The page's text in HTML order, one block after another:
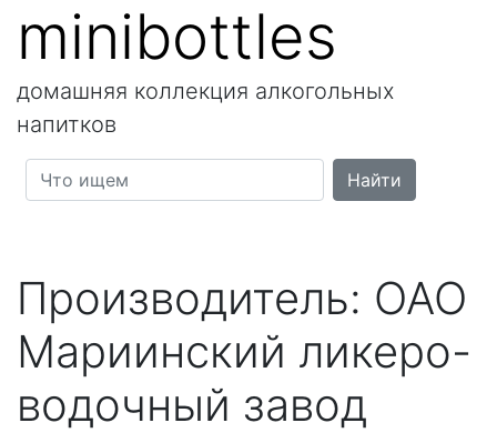
minibottles
домашняя коллекция алкогольных
напитков
Производитель: ОАО
Мариинский ликеро-
водочный завод